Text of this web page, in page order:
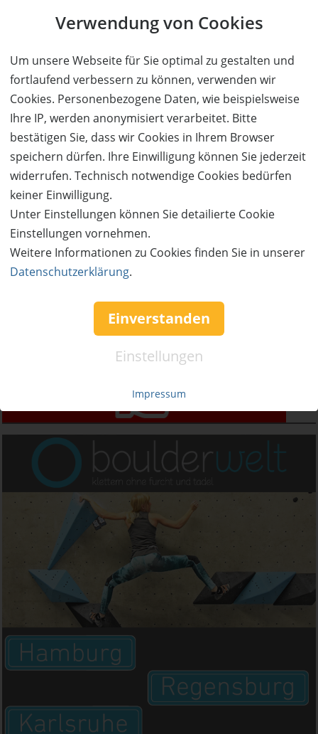
Verwendung von Cookies
Um unsere Webseite für Sie optimal zu gestalten und
fortlaufend verbessern zu können, verwenden wir
Cookies. Personenbezogene Daten, wie beispielsweise
Ihre IP, werden anonymisiert verarbeitet. Bitte
bestätigen Sie, dass wir Cookies in Ihrem Browser
speichern dürfen. Ihre Einwilligung können Sie jederzeit
widerrufen. Technisch notwendige Cookies bedürfen
keiner Einwilligung.
Unter Einstellungen können Sie detailierte Cookie
Einstellungen vornehmen.
Weitere Informationen zu Cookies finden Sie in unserer
Datenschutzerklärung.
Einverstanden
Einstellungen
Impressum
Follow us: